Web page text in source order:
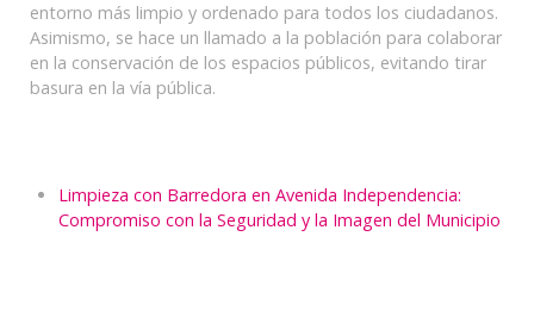
entorno más limpio y ordenado para todos los ciudadanos.
Asimismo, se hace un llamado a la población para colaborar
en la conservación de los espacios públicos, evitando tirar
basura en la vía pública.
Limpieza con Barredora en Avenida Independencia:
Compromiso con la Seguridad y la Imagen del Municipio